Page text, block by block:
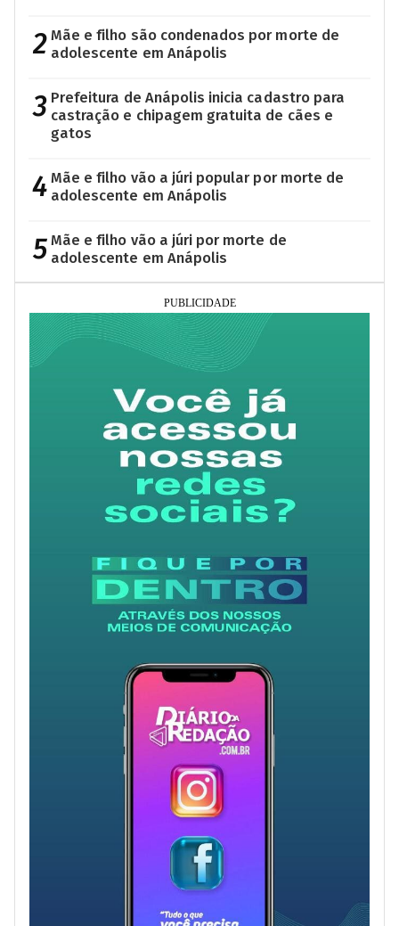
2 Mãe e filho são condenados por morte de
adolescente em Anápolis
3 Prefeitura de Anápolis inicia cadastro para
castração e chipagem gratuita de cães e
gatos
4 Mãe e filho vão a júri popular por morte de
adolescente em Anápolis
5 Mãe e filho vão a júri por morte de
adolescente em Anápolis